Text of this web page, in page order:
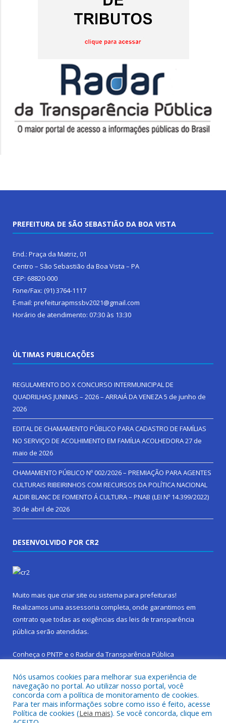
PREFEITURA DE SÃO SEBASTIÃO DA BOA VISTA
End.: Praça da Matriz, 01
Centro – São Sebastião da Boa Vista – PA
CEP: 68820-000
Fone/Fax: (91) 3764-1117
E-mail: prefeiturapmssbv2021@gmail.com
Horário de atendimento: 07:30 às 13:30
ÚLTIMAS PUBLICAÇÕES
REGULAMENTO DO X CONCURSO INTERMUNICIPAL DE
QUADRILHAS JUNINAS – 2026 – ARRAIÁ DA VENEZA5 de junho de
2026
EDITAL DE CHAMAMENTO PÚBLICO PARA CADASTRO DE FAMÍLIAS
NO SERVIÇO DE ACOLHIMENTO EM FAMÍLIA ACOLHEDORA27 de
maio de 2026
CHAMAMENTO PÚBLICO Nº 002/2026 – PREMIAÇÃO PARA AGENTES
CULTURAIS RIBEIRINHOS COM RECURSOS DA POLÍTICA NACIONAL
ALDIR BLANC DE FOMENTO Á CULTURA – PNAB (LEI Nº 14.399/2022)
30 de abril de 2026
DESENVOLVIDO POR CR2
Muito mais que criar site ou sistema para prefeituras!
Realizamos uma assessoria completa, onde garantimos em
contrato que todas as exigências das leis de transparência
pública serão atendidas.
Conheça o PNTP e o Radar da Transparência Pública
Todos os direitos reservados a Prefeitura Municipal de São
Sebastião da Boa Vista.
Nós usamos cookies para melhorar sua experiência de
navegação no portal. Ao utilizar nosso portal, você
concorda com a política de monitoramento de cookies.
Para ter mais informações sobre como isso é feito, acesse
Política de cookies (Leia mais). Se você concorda, clique em